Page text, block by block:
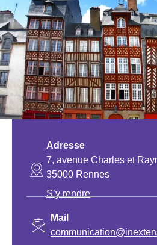
Adresse
7, avenue Charles et
35000 Rennes
S’y rendre
Mail